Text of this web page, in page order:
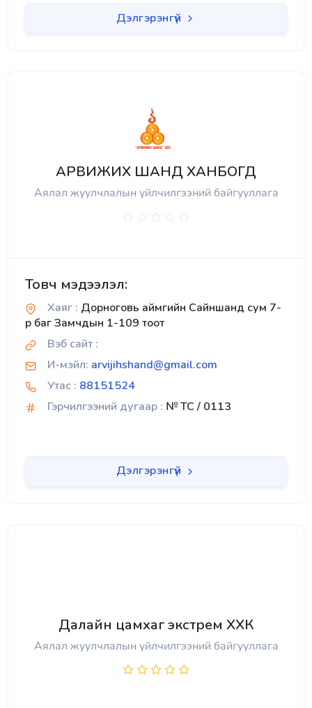
Дэлгэрэнгүй
АРВИЖИХ ШАНД ХАНБОГД
Аялал жуулчлалын үйлчилгээний байгууллага
Товч мэдээлэл:
Хаяг : Дорноговь аймгийн Сайншанд сум 7-
р баг Замчдын 1-109 тоот
Вэб сайт :
И-мэйл: arvijihshand@gmail.com
Утас : 88151524
Гэрчилгээний дугаар : № TC / 0113
Дэлгэрэнгүй
Далайн цамхаг экстрем ХХК
Аялал жуулчлалын үйлчилгээний байгууллага